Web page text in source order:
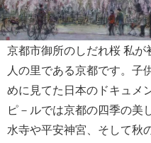
京都市御所のしだれ桜 私が
人の里である京都です。子
めに見てた日本のドキュメ
ピ－ルでは京都の四季の美
水寺や平安神宮、そして秋